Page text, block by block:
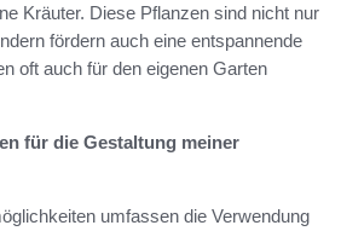
Kräuter. Diese Pflanzen sind nicht nur
fördern auch eine entspannende
oft auch für den eigenen Garten
für die Gestaltung meiner
umfassen die Verwendung